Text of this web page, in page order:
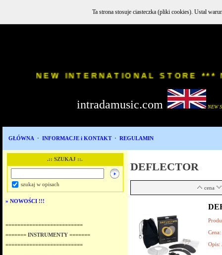
NEW INTERNATIONAL
intradamusic.com i NEW
GŁÓWNA · INFORMACJE i KONTAKT · REGULAMIN
.:: SZUKAJ ::.
szukaj w opisach
» NOWOŚCI !!!
==========================
======= INSTRUMENTY =======
==========================
DEFLECTOR
cena
Cena:
Opis:
Ta strona stosuje ciasteczka (pliki cookies). Ustal